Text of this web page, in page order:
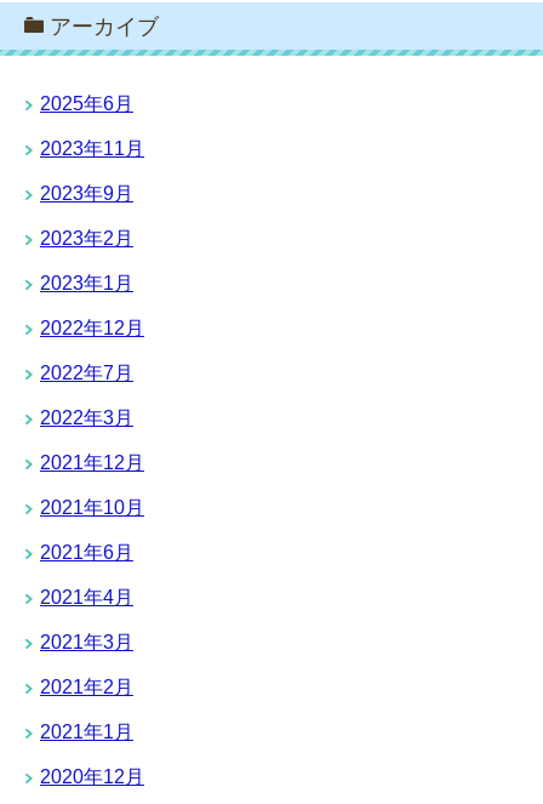
アーカイブ
2025年6月
2023年11月
2023年9月
2023年2月
2023年1月
2022年12月
2022年7月
2022年3月
2021年12月
2021年10月
2021年6月
2021年4月
2021年3月
2021年2月
2021年1月
2020年12月